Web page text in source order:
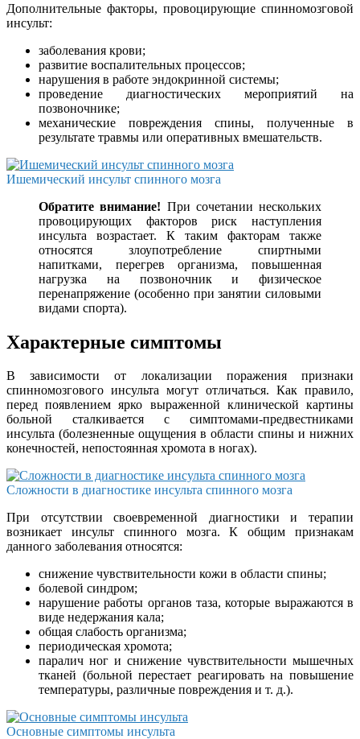
Дополнительные факторы, провоцирующие спинномозговой
инсульт:
заболевания крови;
развитие воспалительных процессов;
нарушения в работе эндокринной системы;
проведение диагностических мероприятий на
позвоночнике;
механические повреждения спины, полученные в
результате травмы или оперативных вмешательств.
Ишемический инсульт спинного мозга
Обратите внимание! При сочетании нескольких
провоцирующих факторов риск наступления
инсульта возрастает. К таким факторам также
относятся злоупотребление спиртными
напитками, перегрев организма, повышенная
нагрузка на позвоночник и физическое
перенапряжение (особенно при занятии силовыми
видами спорта).
Характерные симптомы
В зависимости от локализации поражения признаки
спинномозгового инсульта могут отличаться. Как правило,
перед появлением ярко выраженной клинической картины
больной сталкивается с симптомами-предвестниками
инсульта (болезненные ощущения в области спины и нижних
конечностей, непостоянная хромота в ногах).
Сложности в диагностике инсульта спинного мозга
При отсутствии своевременной диагностики и терапии
возникает инсульт спинного мозга. К общим признакам
данного заболевания относятся:
снижение чувствительности кожи в области спины;
болевой синдром;
нарушение работы органов таза, которые выражаются в
виде недержания кала;
общая слабость организма;
периодическая хромота;
паралич ног и снижение чувствительности мышечных
тканей (больной перестает реагировать на повышение
температуры, различные повреждения и т. д.).
Основные симптомы инсульта